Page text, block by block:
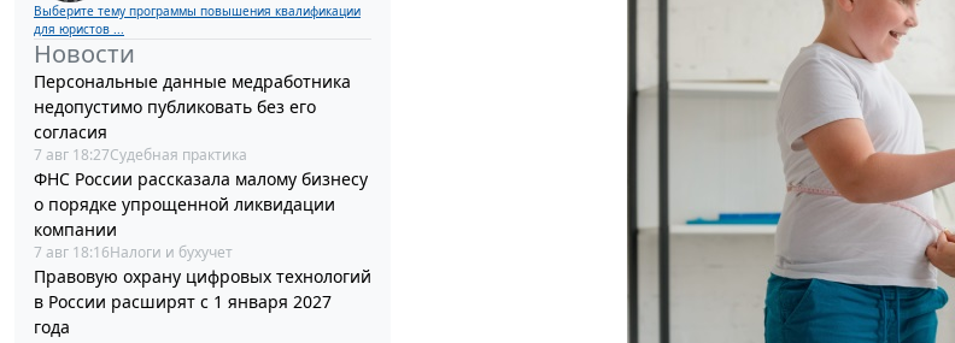
Выберите тему программы повышения квалификации
для юристов ...
Новости
Персональные данные медработника
недопустимо публиковать без его
согласия
7 авг 18:27Судебная практика
ФНС России рассказала малому бизнесу
о порядке упрощенной ликвидации
компании
7 авг 18:16Налоги и бухучет
Правовую охрану цифровых технологий
в России расширят с 1 января 2027
года